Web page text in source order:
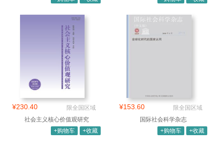
¥230.40
限全国区域
社会主义核心价值观研究
+购物车
+收藏
¥153.60
限全国区域
国际社会科学杂志
+购物车
+收藏